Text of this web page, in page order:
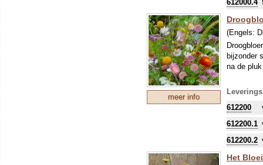
Cirsium
Galium
Lotus
Lychnis
Mentha
Persicaria
Pulicaria
Rumex
612000.4
meer info
(Engels:
bijzonder
na de
612200
612200.1
612200.2
Het